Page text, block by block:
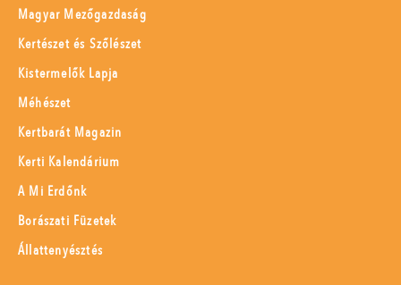
Magyar Mezőgazdaság
Kertészet és Szőlészet
Kistermelők Lapja
Méhészet
Kertbarát Magazin
Kerti Kalendárium
A Mi Erdőnk
Borászati Füzetek
Állattenyésztés